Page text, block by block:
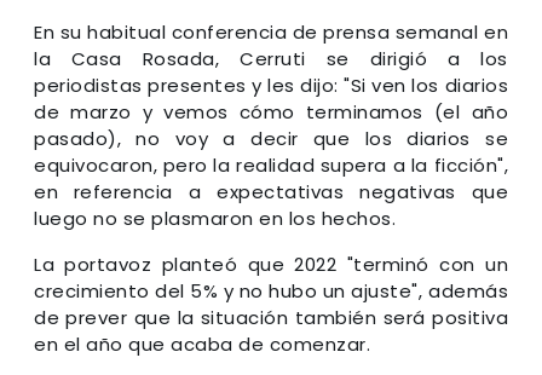
En su habitual conferencia de prensa semanal en
la Casa Rosada, Cerruti se dirigió a los
periodistas presentes y les dijo: "Si ven los diarios
de marzo y vemos cómo terminamos (el año
pasado), no voy a decir que los diarios se
equivocaron, pero la realidad supera a la ficción",
en referencia a expectativas negativas que
luego no se plasmaron en los hechos.
La portavoz planteó que 2022 "terminó con un
crecimiento del 5% y no hubo un ajuste", además
de prever que la situación también será positiva
en el año que acaba de comenzar.